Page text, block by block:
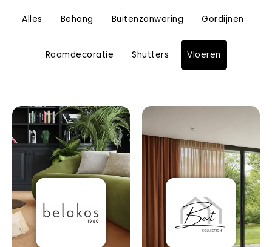
Alles Behang Buitenzonwering Gordijnen
Raamdecoratie Shutters Vloeren